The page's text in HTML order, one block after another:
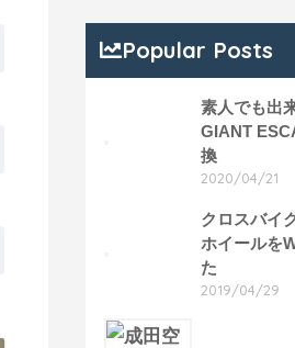
Popular Posts
素人でも出
GIANT
換
2020/04/21
クロスバイ
ホイールを
た
2019/04/29